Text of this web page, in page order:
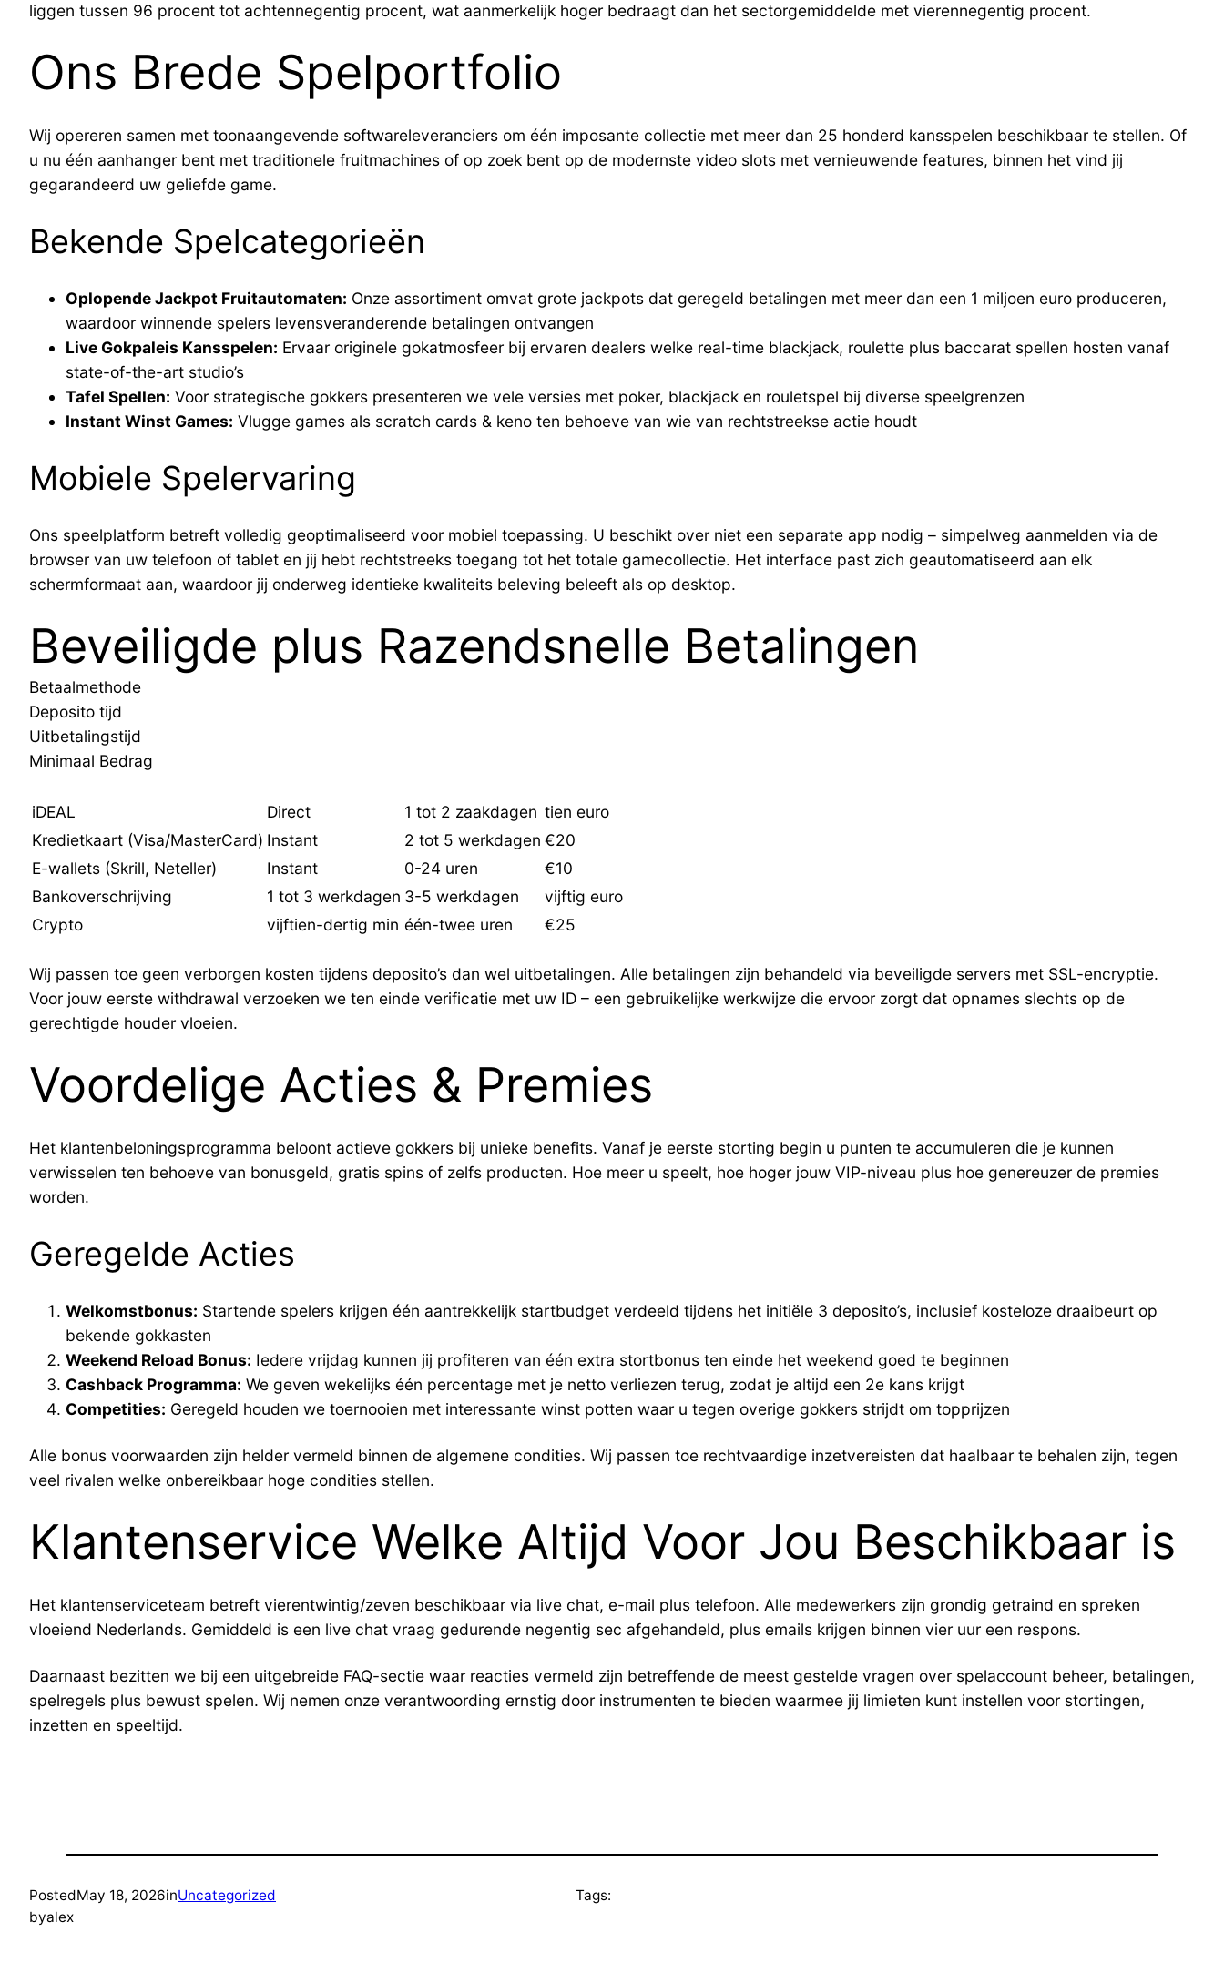
liggen tussen 96 procent tot achtennegentig procent, wat aanmerkelijk hoger bedraagt dan het sectorgemiddelde met vierennegentig procent.
Ons Brede Spelportfolio
Wij opereren samen met toonaangevende softwareleveranciers om één imposante collectie met meer dan 25 honderd kansspelen beschikbaar te stellen. Of
u nu één aanhanger bent met traditionele fruitmachines of op zoek bent op de modernste video slots met vernieuwende features, binnen het vind jij
gegarandeerd uw geliefde game.
Bekende Spelcategorieën
Oplopende Jackpot Fruitautomaten: Onze assortiment omvat grote jackpots dat geregeld betalingen met meer dan een 1 miljoen euro produceren,
waardoor winnende spelers levensveranderende betalingen ontvangen
Live Gokpaleis Kansspelen: Ervaar originele gokatmosfeer bij ervaren dealers welke real-time blackjack, roulette plus baccarat spellen hosten vanaf
state-of-the-art studio’s
Tafel Spellen: Voor strategische gokkers presenteren we vele versies met poker, blackjack en rouletspel bij diverse speelgrenzen
Instant Winst Games: Vlugge games als scratch cards & keno ten behoeve van wie van rechtstreekse actie houdt
Mobiele Spelervaring
Ons speelplatform betreft volledig geoptimaliseerd voor mobiel toepassing. U beschikt over niet een separate app nodig – simpelweg aanmelden via de
browser van uw telefoon of tablet en jij hebt rechtstreeks toegang tot het totale gamecollectie. Het interface past zich geautomatiseerd aan elk
schermformaat aan, waardoor jij onderweg identieke kwaliteits beleving beleeft als op desktop.
Beveiligde plus Razendsnelle Betalingen
Betaalmethode
Deposito tijd
Uitbetalingstijd
Minimaal Bedrag
iDEAL Direct 1 tot 2 zaakdagen tien euro
Kredietkaart (Visa/MasterCard) Instant 2 tot 5 werkdagen €20
E-wallets (Skrill, Neteller)
Instant 0-24 uren
€10
Bankoverschrijving
1 tot 3 werkdagen 3-5 werkdagen
vijftig euro
Crypto
vijftien-dertig min één-twee uren €25
Wij passen toe geen verborgen kosten tijdens deposito’s dan wel uitbetalingen. Alle betalingen zijn behandeld via beveiligde servers met SSL-encryptie.
Voor jouw eerste withdrawal verzoeken we ten einde verificatie met uw ID – een gebruikelijke werkwijze die ervoor zorgt dat opnames slechts op de
gerechtigde houder vloeien.
Voordelige Acties & Premies
Het klantenbeloningsprogramma beloont actieve gokkers bij unieke benefits. Vanaf je eerste storting begin u punten te accumuleren die je kunnen
verwisselen ten behoeve van bonusgeld, gratis spins of zelfs producten. Hoe meer u speelt, hoe hoger jouw VIP-niveau plus hoe genereuzer de premies
worden.
Geregelde Acties
Welkomstbonus: Startende spelers krijgen één aantrekkelijk startbudget verdeeld tijdens het initiële 3 deposito’s, inclusief kosteloze draaibeurt op
bekende gokkasten
Weekend Reload Bonus: Iedere vrijdag kunnen jij profiteren van één extra stortbonus ten einde het weekend goed te beginnen
Cashback Programma: We geven wekelijks één percentage met je netto verliezen terug, zodat je altijd een 2e kans krijgt
Competities: Geregeld houden we toernooien met interessante winst potten waar u tegen overige gokkers strijdt om topprijzen
Alle bonus voorwaarden zijn helder vermeld binnen de algemene condities. Wij passen toe rechtvaardige inzetvereisten dat haalbaar te behalen zijn, tegen
veel rivalen welke onbereikbaar hoge condities stellen.
Klantenservice Welke Altijd Voor Jou Beschikbaar is
Het klantenserviceteam betreft vierentwintig/zeven beschikbaar via live chat, e-mail plus telefoon. Alle medewerkers zijn grondig getraind en spreken
vloeiend Nederlands. Gemiddeld is een live chat vraag gedurende negentig sec afgehandeld, plus emails krijgen binnen vier uur een respons.
Daarnaast bezitten we bij een uitgebreide FAQ-sectie waar reacties vermeld zijn betreffende de meest gestelde vragen over spelaccount beheer, betalingen,
spelregels plus bewust spelen. Wij nemen onze verantwoording ernstig door instrumenten te bieden waarmee jij limieten kunt instellen voor stortingen,
inzetten en speeltijd.
PostedMay 18, 2026inUncategorized
byalex
Tags: